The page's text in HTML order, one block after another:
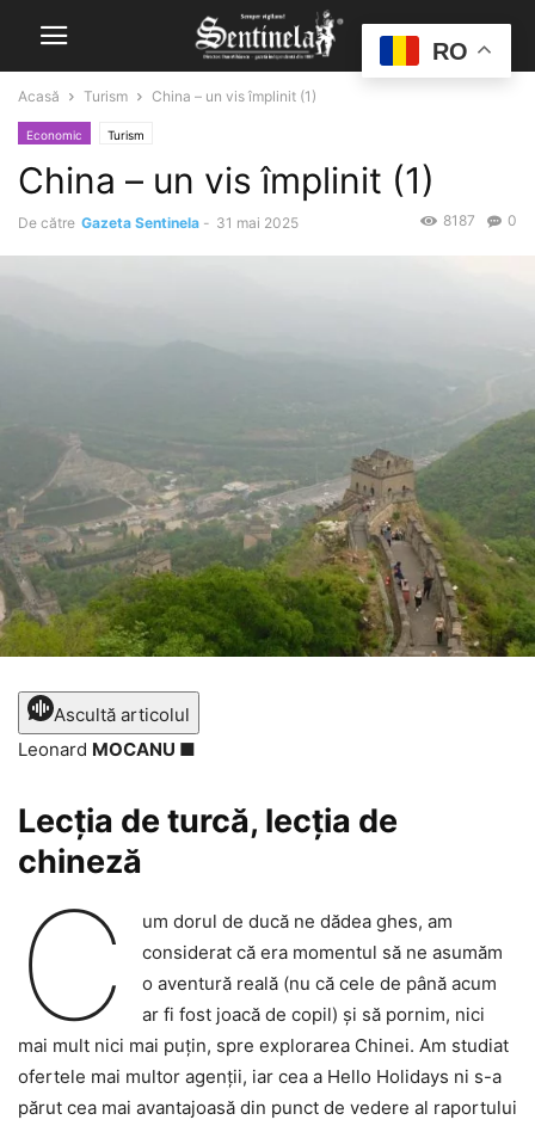
Acasă Turism China – un vis împlinit (1)
Economic Turism
China – un vis împlinit (1)
De către Gazeta Sentinela - 31 mai 2025 0
8187
Ascultă articolul
Leonard MOCANU ■
Lecția de turcă, lecția de
chineză
C
um dorul de ducă ne dădea ghes, am
considerat că era momentul să ne asumăm
o aventură reală (nu că cele de până acum
ar fi fost joacă de copil) și să pornim, nici
mai mult nici mai puțin, spre explorarea Chinei. Am studiat
ofertele mai multor agenții, iar cea a Hello Holidays ni s-a
părut cea mai avantajoasă din punct de vedere al raportului
RO